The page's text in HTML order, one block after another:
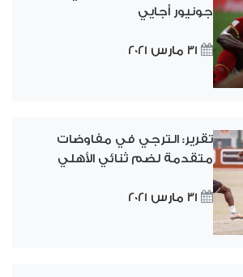
جونيور أجايي
31 مارس 2021
تقرير: الترجي في مفاوضات
متقدمة لضم ثنائي الأهلي
31 مارس 2021